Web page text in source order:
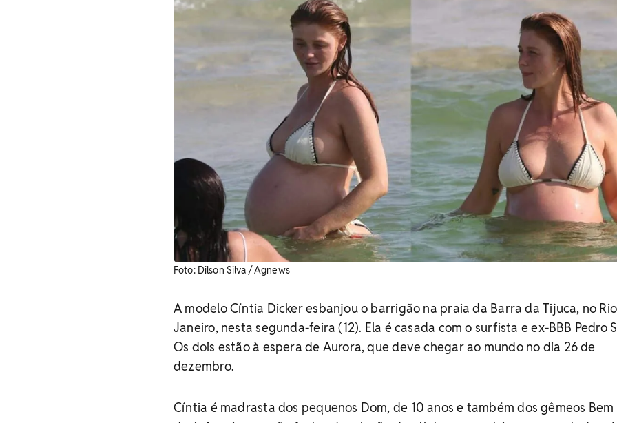
Foto: Dilson Silva / Agnews
A modelo Cíntia Dicker esbanjou o barrigão na praia da Barra da Tijuca, no
Janeiro, nesta segunda-feira (12). Ela é casada com o surfista e ex-BBB Pedro
Os dois estão à espera de Aurora, que deve chegar ao mundo no dia 26 de
dezembro.
Cíntia é madrasta dos pequenos Dom, de 10 anos e também dos gêmeos Bem